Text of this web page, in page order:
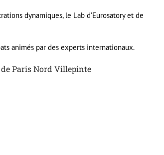
dynamiques, le Lab d’Eurosatory et de
animés par des experts internationaux.
de Paris Nord Villepinte